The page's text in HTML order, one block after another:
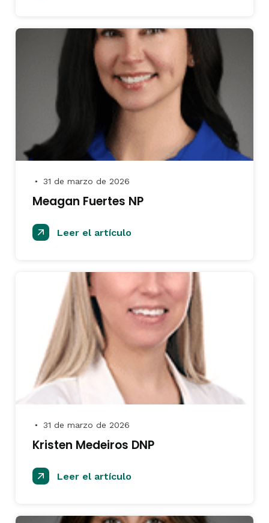
● 31 de marzo de 2026
Meagan Fuertes NP
Leer el artículo
● 31 de marzo de 2026
Kristen Medeiros DNP
Leer el artículo